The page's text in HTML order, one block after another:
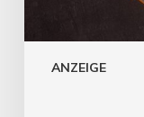
ANZEIGE